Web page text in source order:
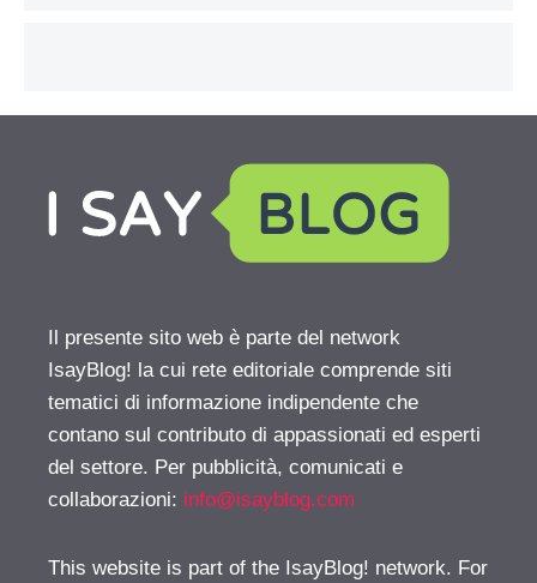
Il presente sito web è parte del network
IsayBlog! la cui rete editoriale comprende siti
tematici di informazione indipendente che
contano sul contributo di appassionati ed esperti
del settore. Per pubblicità, comunicati e
collaborazioni: info@isayblog.com
This website is part of the IsayBlog! network. For